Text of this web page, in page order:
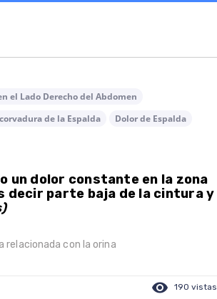
el Lado Derecho del Abdomen
de la Espalda
Dolor de Espalda
un dolor constante en la zona
decir parte baja de la cintura y
relacionada con la orina
visibility 190 vistas